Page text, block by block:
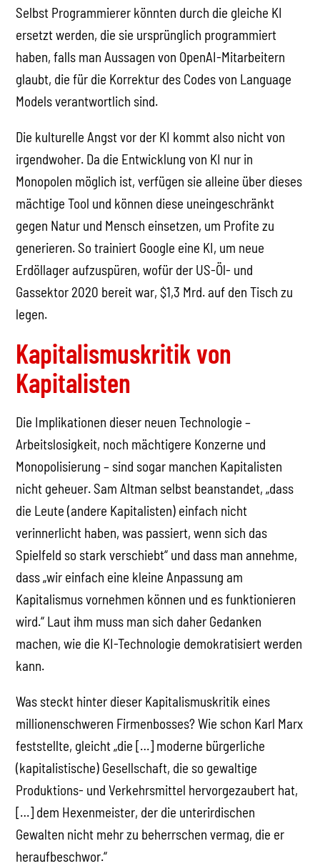
Selbst Programmierer könnten durch die gleiche KI
ersetzt werden, die sie ursprünglich programmiert
haben, falls man Aussagen von OpenAI-Mitarbeitern
glaubt, die für die Korrektur des Codes von Language
Models verantwortlich sind.
Die kulturelle Angst vor der KI kommt also nicht von
irgendwoher. Da die Entwicklung von KI nur in
Monopolen möglich ist, verfügen sie alleine über dieses
mächtige Tool und können diese uneingeschränkt
gegen Natur und Mensch einsetzen, um Profite zu
generieren. So trainiert Google eine KI, um neue
Erdöllager aufzuspüren, wofür der US-Öl- und
Gassektor 2020 bereit war, $1,3 Mrd. auf den Tisch zu
legen.
Kapitalismuskritik von
Kapitalisten
Die Implikationen dieser neuen Technologie –
Arbeitslosigkeit, noch mächtigere Konzerne und
Monopolisierung – sind sogar manchen Kapitalisten
nicht geheuer. Sam Altman selbst beanstandet, „dass
die Leute (andere Kapitalisten) einfach nicht
verinnerlicht haben, was passiert, wenn sich das
Spielfeld so stark verschiebt“ und dass man annehme,
dass „wir einfach eine kleine Anpassung am
Kapitalismus vornehmen können und es funktionieren
wird.“ Laut ihm muss man sich daher Gedanken
machen, wie die KI-Technologie demokratisiert werden
kann.
Was steckt hinter dieser Kapitalismuskritik eines
millionenschweren Firmenbosses? Wie schon Karl Marx
feststellte, gleicht „die […] moderne bürgerliche
(kapitalistische) Gesellschaft, die so gewaltige
Produktions- und Verkehrsmittel hervorgezaubert hat,
[…] dem Hexenmeister, der die unterirdischen
Gewalten nicht mehr zu beherrschen vermag, die er
heraufbeschwor.“